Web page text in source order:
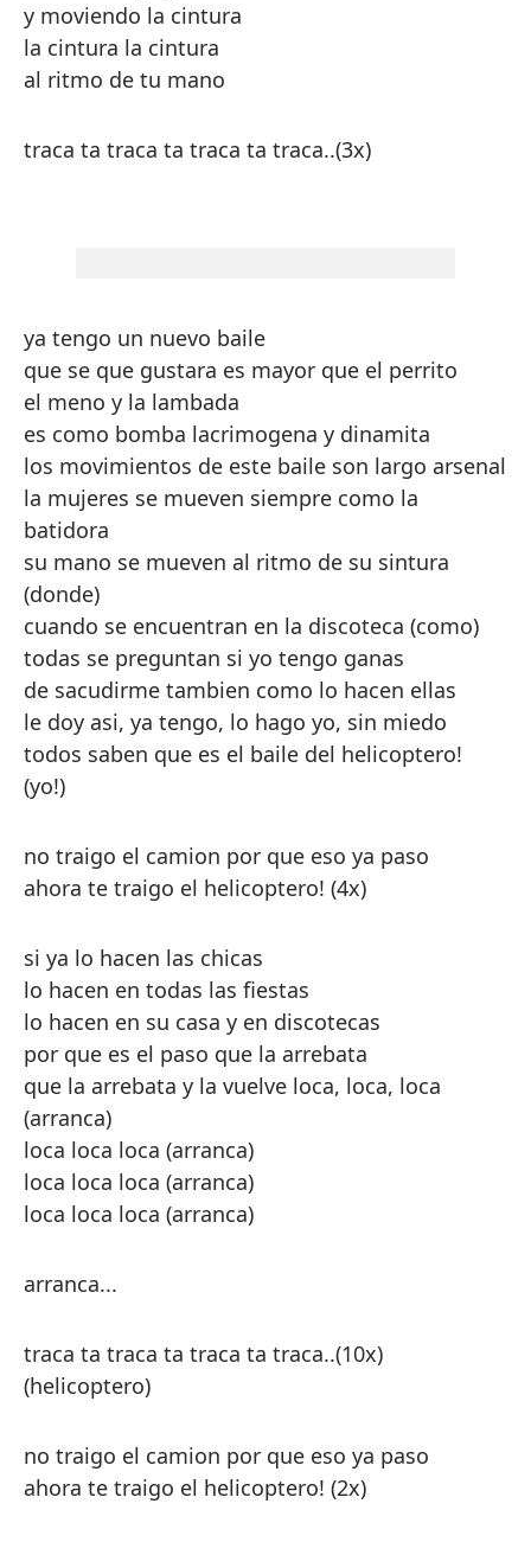
y moviendo la cintura
la cintura la cintura
al ritmo de tu mano
traca ta traca ta traca ta traca..(3x)
ya tengo un nuevo baile
que se que gustara es mayor que el perrito
el meno y la lambada
es como bomba lacrimogena y dinamita
los movimientos de este baile son largo arsenal
la mujeres se mueven siempre como la
batidora
su mano se mueven al ritmo de su sintura
(donde)
cuando se encuentran en la discoteca (como)
todas se preguntan si yo tengo ganas
de sacudirme tambien como lo hacen ellas
le doy asi, ya tengo, lo hago yo, sin miedo
todos saben que es el baile del helicoptero!
(yo!)
no traigo el camion por que eso ya paso
ahora te traigo el helicoptero! (4x)
si ya lo hacen las chicas
lo hacen en todas las fiestas
lo hacen en su casa y en discotecas
por que es el paso que la arrebata
que la arrebata y la vuelve loca, loca, loca
(arranca)
loca loca loca (arranca)
loca loca loca (arranca)
loca loca loca (arranca)
arranca...
traca ta traca ta traca ta traca..(10x)
(helicoptero)
no traigo el camion por que eso ya paso
ahora te traigo el helicoptero! (2x)